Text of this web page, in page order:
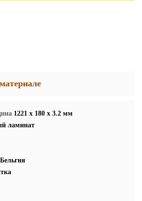
1221 x 180 x 3.2 мм
ламинат
Бельгия